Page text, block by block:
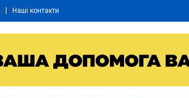
Наші контакти